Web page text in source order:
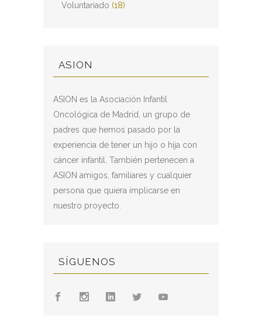
Voluntariado (18)
ASION
ASION es la Asociación Infantil
Oncológica de Madrid, un grupo de
padres que hemos pasado por la
experiencia de tener un hijo o hija con
cáncer infantil. También pertenecen a
ASION amigos, familiares y cualquier
persona que quiera implicarse en
nuestro proyecto.
SÍGUENOS